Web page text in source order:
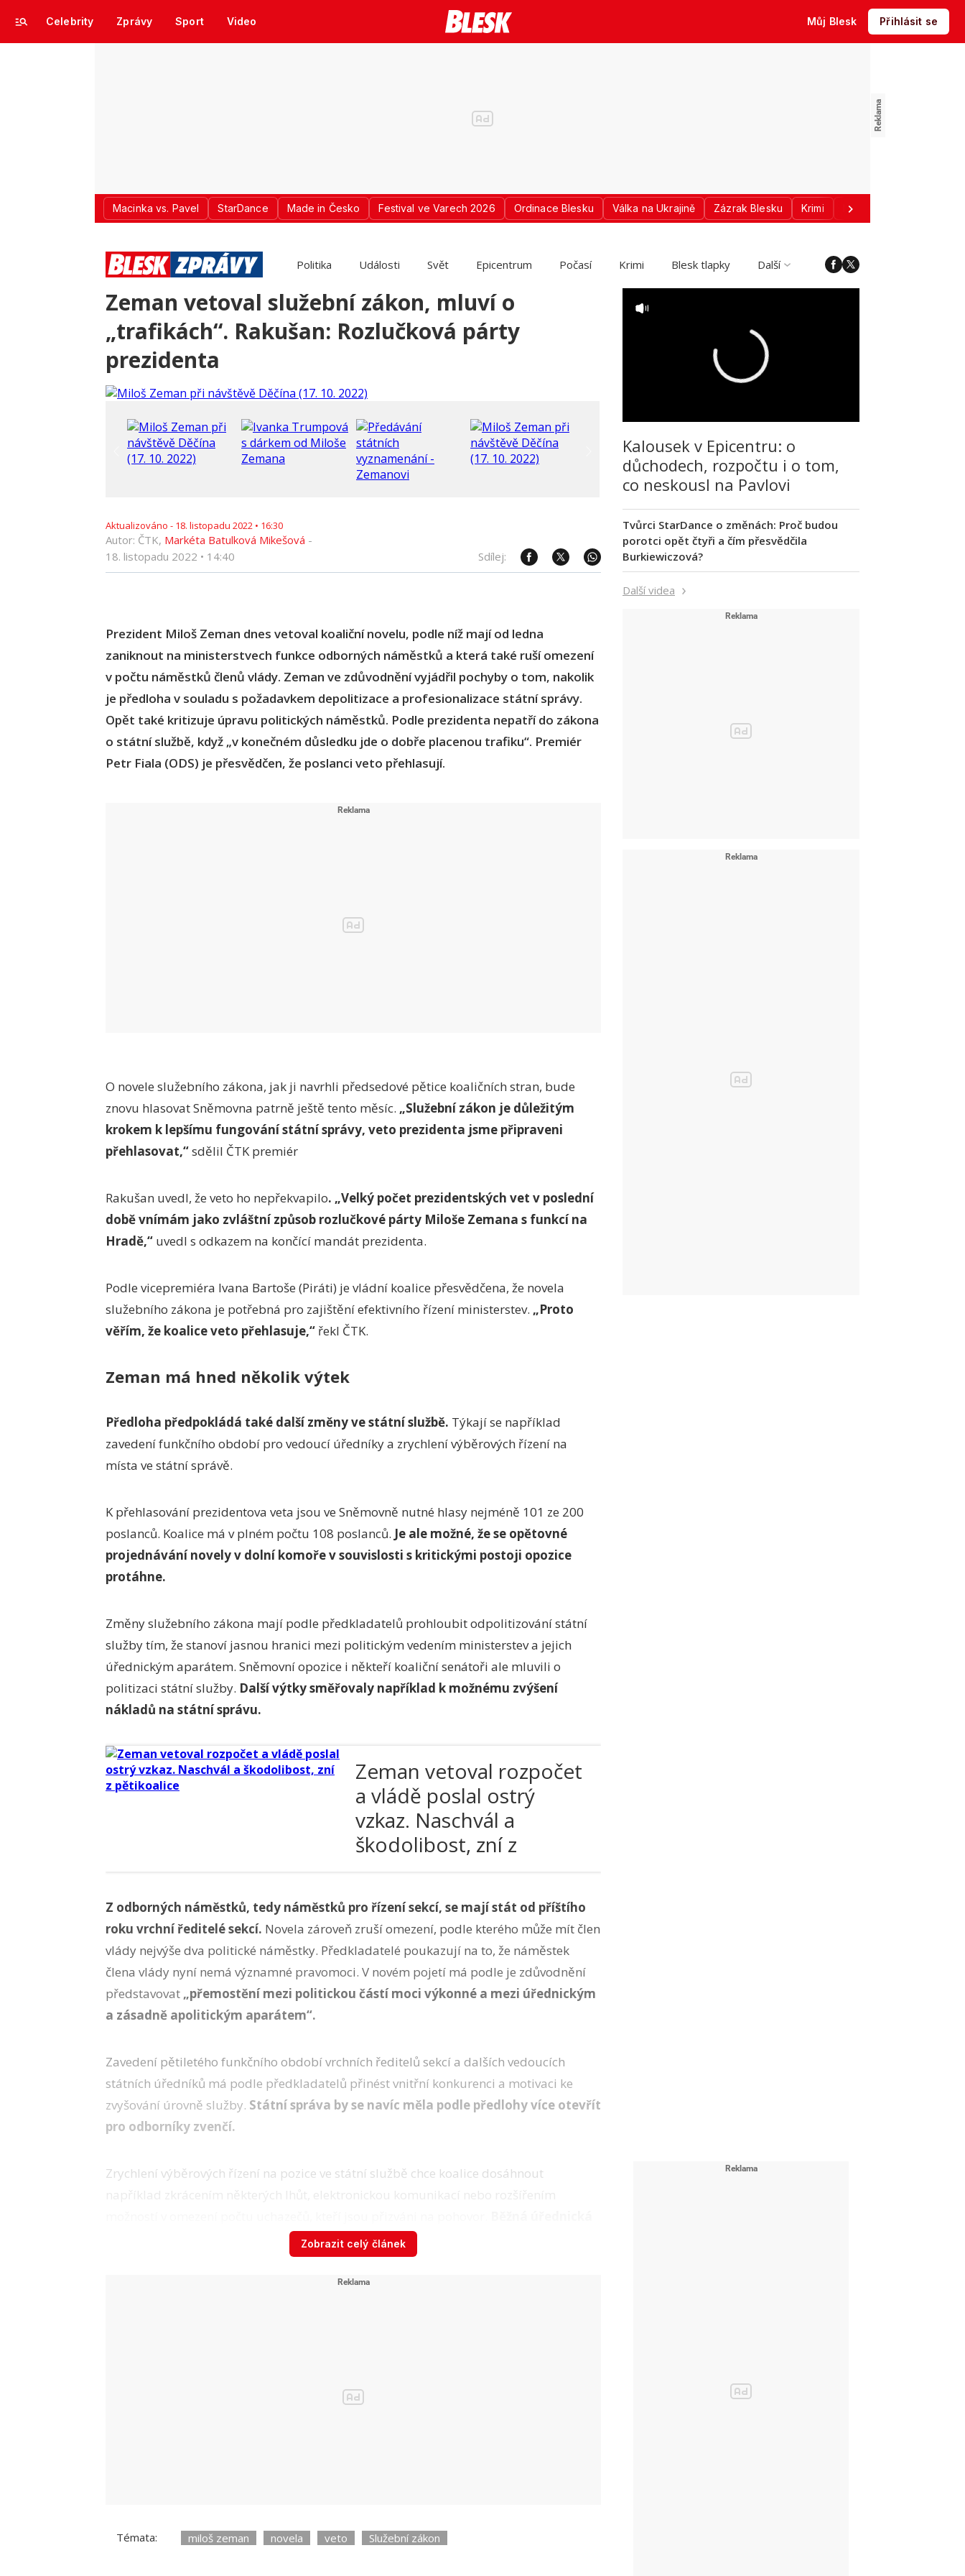
Celebrity Zprávy Sport Video Můj Blesk Přihlásit se
Macinka vs. Pavel StarDance Made in Česko Festival ve Varech 2026 Ordinace Blesku Válka na Ukrajině Zázrak Blesku Krimi Donald Trump
Politika Události Svět Epicentrum Počasí Krimi Blesk tlapky Další
Zeman vetoval služební zákon, mluví o
„trafikách“. Rakušan: Rozlučková párty
prezidenta
Aktualizováno - 18. listopadu 2022 • 16:30
Autor: ČTK, Markéta Batulková Mikešová -
18. listopadu 2022 • 14:40 Sdílej:
Prezident Miloš Zeman dnes vetoval koaliční novelu, podle níž mají od ledna
zaniknout na ministerstvech funkce odborných náměstků a která také ruší omezení
v počtu náměstků členů vlády. Zeman ve zdůvodnění vyjádřil pochyby o tom, nakolik
je předloha v souladu s požadavkem depolitizace a profesionalizace státní správy.
Opět také kritizuje úpravu politických náměstků. Podle prezidenta nepatří do zákona
o státní službě, když „v konečném důsledku jde o dobře placenou trafiku“. Premiér
Petr Fiala (ODS) je přesvědčen, že poslanci veto přehlasují.
O novele služebního zákona, jak ji navrhli předsedové pětice koaličních stran, bude
znovu hlasovat Sněmovna patrně ještě tento měsíc. „Služební zákon je důležitým
krokem k lepšímu fungování státní správy, veto prezidenta jsme připraveni
přehlasovat,“sdělil ČTK premiér
Rakušan uvedl, že veto ho nepřekvapilo. „Velký počet prezidentských vet v poslední
době vnímám jako zvláštní způsob rozlučkové párty Miloše Zemana s funkcí na
Hradě,“ uvedl s odkazem na končící mandát prezidenta.
Podle vicepremiéra Ivana Bartoše (Piráti) je vládní koalice přesvědčena, že novela
služebního zákona je potřebná pro zajištění efektivního řízení ministerstev. „Proto
věřím, že koalice veto přehlasuje,“ řekl ČTK.
Zeman má hned několik výtek
Předloha předpokládá také další změny ve státní službě. Týkají se například
zavedení funkčního období pro vedoucí úředníky a zrychlení výběrových řízení na
místa ve státní správě.
K přehlasování prezidentova veta jsou ve Sněmovně nutné hlasy nejméně 101 ze 200
poslanců. Koalice má v plném počtu 108 poslanců. Je ale možné, že se opětovné
projednávání novely v dolní komoře v souvislosti s kritickými postoji opozice
protáhne.
Změny služebního zákona mají podle předkladatelů prohloubit odpolitizování státní
služby tím, že stanoví jasnou hranici mezi politickým vedením ministerstev a jejich
úřednickým aparátem. Sněmovní opozice i někteří koaliční senátoři ale mluvili o
politizaci státní služby. Další výtky směřovaly například k možnému zvýšení
nákladů na státní správu.
Zeman vetoval rozpočet
a vládě poslal ostrý
vzkaz. Naschvál a
škodolibost, zní z
Z odborných náměstků, tedy náměstků pro řízení sekcí, se mají stát od příštího
roku vrchní ředitelé sekcí. Novela zároveň zruší omezení, podle kterého může mít člen
vlády nejvýše dva politické náměstky. Předkladatelé poukazují na to, že náměstek
člena vlády nyní nemá významné pravomoci. V novém pojetí má podle je zdůvodnění
představovat „přemostění mezi politickou částí moci výkonné a mezi úřednickým
a zásadně apolitickým aparátem“.
Zavedení pětiletého funkčního období vrchních ředitelů sekcí a dalších vedoucích
státních úředníků má podle předkladatelů přinést vnitřní konkurenci a motivaci ke
zvyšování úrovně služby. Státní správa by se navíc měla podle předlohy více otevřít
pro odborníky zvenčí.
Zrychlení výběrových řízení na pozice ve státní službě chce koalice dosáhnout
místa by se obsazovala podle novely ve zjednodušeném výběrovém řízení.
Předloha upravuje také služební studijní volno.
Zobrazit celý článek
Témata: miloš zeman novela veto Služební zákon
Kalousek v Epicentru: o
důchodech, rozpočtu i o tom,
co neskousl na Pavlovi
Tvůrci StarDance o změnách: Proč budou
porotci opět čtyři a čím přesvědčila
Burkiewiczová?
Další videa